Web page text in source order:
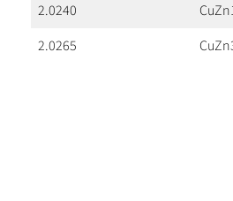
2.0240
2.0265